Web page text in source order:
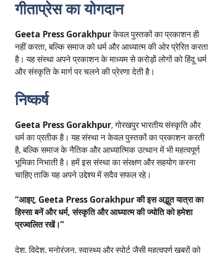
गीताप्रेस का योगदान
Geeta Press Gorakhpurकेवल पुस्तकों का प्रकाशन ही
नहीं करता, बल्कि समाज को धर्म और आध्यात्म की ओर प्रेरित करता
है। यह संस्था अपने प्रकाशन के माध्यम से करोड़ों लोगों को हिंदू धर्म
और संस्कृति के मार्ग पर चलने की प्रेरणा देती है।
निष्कर्ष
Geeta Press Gorakhpur, गोरखपुर भारतीय संस्कृति और
धर्म का प्रतीक है। यह संस्था न केवल पुस्तकों का प्रकाशन करती
है, बल्कि समाज के नैतिक और आध्यात्मिक उत्थान में भी महत्वपूर्ण
भूमिका निभाती है। हमें इस संस्था का संरक्षण और सहयोग करना
चाहिए ताकि यह अपने उद्देश्य में सदैव सफल रहे।
“आइए, Geeta Press Gorakhpur की इस अद्भुत यात्रा का
हिस्सा बनें और धर्म, संस्कृति और आध्यात्म की ज्योति को हमेशा
प्रज्वलित रखें।”
देश, विदेश, मनोरंजन, स्वास्थ्य और स्पोर्ट जैसी महत्वपूर्ण खबरों को